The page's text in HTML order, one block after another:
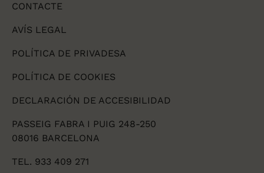
CONTACTE
AVÍS LEGAL
POLÍTICA DE PRIVADESA
POLÍTICA DE COOKIES
DECLARACIÓN DE ACCESIBILIDAD
PASSEIG FABRA I PUIG 248-250
08016 BARCELONA
TEL. 933 409 271